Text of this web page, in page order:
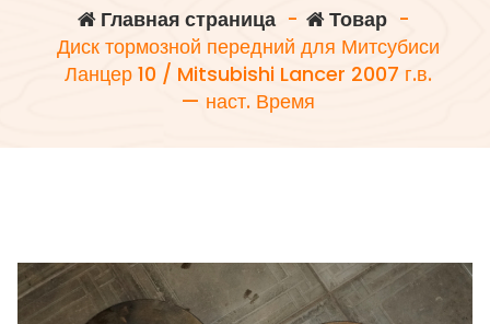
Главная страница- Товар-
Диск тормозной передний для Митсубиси
Ланцер 10 / Mitsubishi Lancer 2007 г.в.
— наст. Время